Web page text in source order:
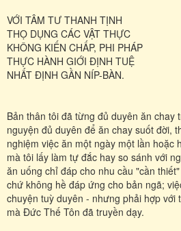
VỚI TÂM TƯ THANH TỊNH
THỌ DỤNG CÁC VẬT THỰC
KHÔNG KIẾN CHẤP, PHI PHÁP
THỰC HÀNH GIỚI ĐỊNH TUỆ
NHẤT ĐỊNH GẦN NÍP-BÀN.
Bản thân tôi đã từng đủ duyên ăn chay
nguyện đủ duyên để ăn chay suốt đời,
nghiệm việc ăn một ngày một lần hoặc
mà tôi lấy làm tự đắc hay so sánh với
ăn uống chỉ đáp cho nhu cầu "cần
chứ không hề đáp ứng cho bản ngã;
chuyện tuỳ duyên - nhưng phải hợp với
mà Đức Thế Tôn đã truyền dạy.